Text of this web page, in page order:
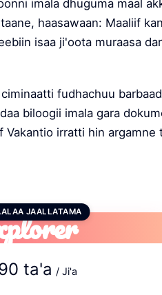
imala dhuguma maal
haasawaan: Maaliif
isaa ji'oota muraasa
fudhachuu
biloogii imala gara
Vakantio irratti hin argamne
JAALLATAMA
ta'a / Ji'a